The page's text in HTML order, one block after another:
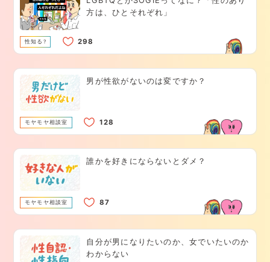
方は、ひとそれぞれ」
性知る?
男が性欲がないのは変ですか？
モヤモヤ相談室
誰かを好きにならないとダメ？
モヤモヤ相談室
自分が男になりたいのか、女でいたいのか
わからない